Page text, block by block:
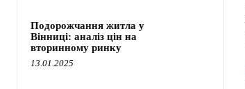
Подорожчання житла у
Вінниці: аналіз цін на
вторинному ринку
13.01.2025